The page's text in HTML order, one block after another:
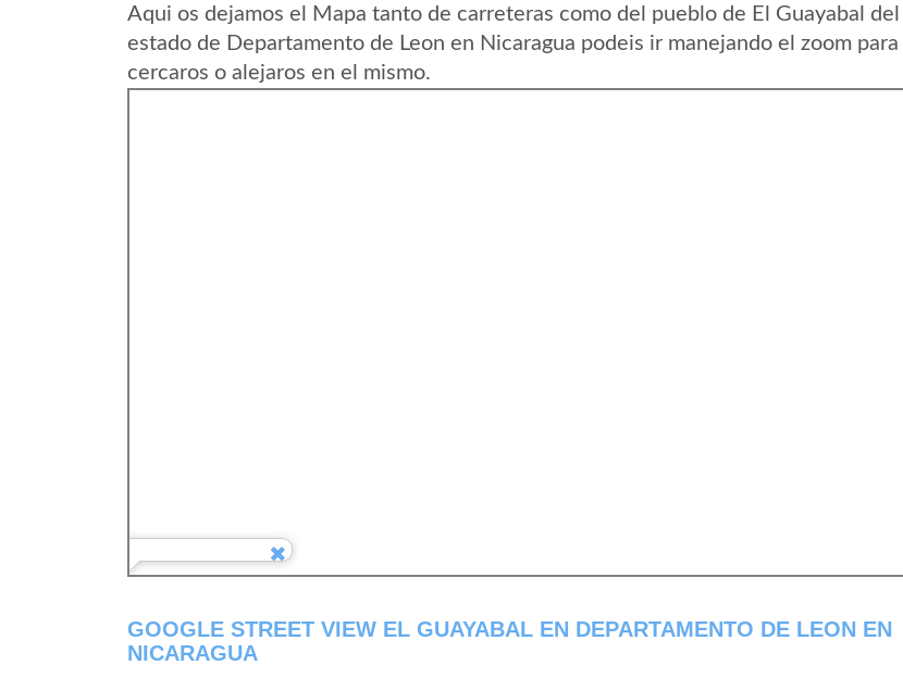
Aqui os dejamos el Mapa tanto de carreteras como del pueblo de El Guayabal del
estado de Departamento de Leon en Nicaragua podeis ir manejando el zoom para
cercaros o alejaros en el mismo.
GOOGLE STREET VIEW EL GUAYABAL EN DEPARTAMENTO DE LEON EN
NICARAGUA